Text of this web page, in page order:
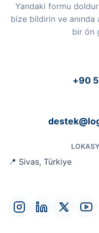
Yandaki formu
bize bildirin ve
bir ön
+90
📍 Sivas, Türkiye